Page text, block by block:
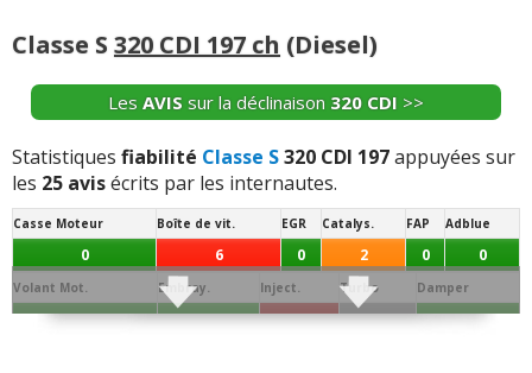
Classe S 320 CDI 197 ch (Diesel)
Les AVIS sur la déclinaison 320 CDI >>
Statistiques fiabilité Classe S320 CDI 197appuyées sur
les 25 avisécrits par les internautes.
Casse Moteur Boîte de vit. EGR Catalys. FAP Adblue
0 6 0 2 0 0
Volant Mot. Embray. Inject. Turbo Damper
0 0 4 1 0